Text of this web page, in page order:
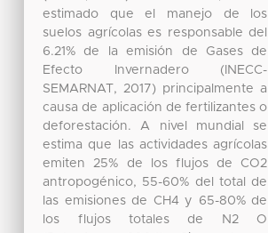
estimado que el manejo de los
suelos agrícolas es responsable del
6.21% de la emisión de Gases de
Efecto Invernadero (INECC-
SEMARNAT, 2017) principalmente a
causa de aplicación de fertilizantes o
deforestación. A nivel mundial se
estima que las actividades agrícolas
emiten 25% de los f lujos de CO2
antropogénico, 55-60% del total de
las emisiones de CH4 y 65-80% de
los f lujos totales de N2 O